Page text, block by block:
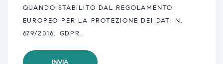
QUANDO STABILITO DAL REGOLAMENTO
EUROPEO PER LA PROTEZIONE DEI DATI N.
679/2016, GDPR.